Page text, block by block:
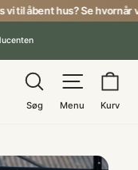
til åbent hus? Se hvornår
Søg
Søg
Menu
Menu Kurv